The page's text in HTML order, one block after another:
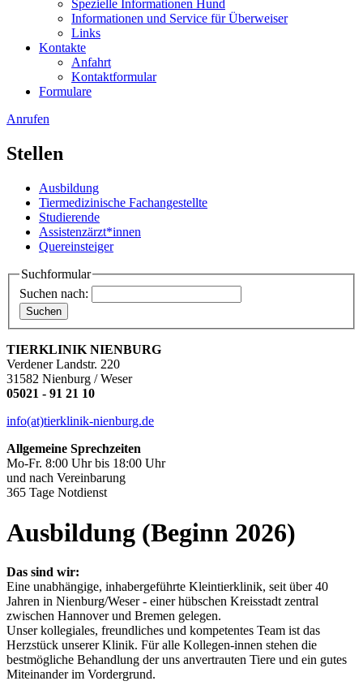
Spezielle Informationen Hund
Informationen und Service für Überweiser
Links
Kontakte
Anfahrt
Kontaktformular
Formulare
Anrufen
Stellen
Ausbildung
Tiermedizinische Fachangestellte
Studierende
Assistenzärzt*innen
Quereinsteiger
Suchformular
Suchen nach:
TIERKLINIK NIENBURG
Verdener Landstr. 220
31582 Nienburg / Weser
05021 - 91 21 10
info(at)tierklinik-nienburg.de
Allgemeine Sprechzeiten
Mo-Fr. 8:00 Uhr bis 18:00 Uhr
und nach Vereinbarung
365 Tage Notdienst
Ausbildung (Beginn 2026)
Das sind wir:
Eine unabhängige, inhabergeführte Kleintierklinik, seit über 40
Jahren in Nienburg/Weser - einer hübschen Kreisstadt zentral
zwischen Hannover und Bremen gelegen.
Unser kollegiales, freundliches und kompetentes Team ist das
Herzstück unserer Klinik. Für alle Kollegen-innen stehen die
bestmögliche Behandlung der uns anvertrauten Tiere und ein gutes
Miteinander im Vordergrund.